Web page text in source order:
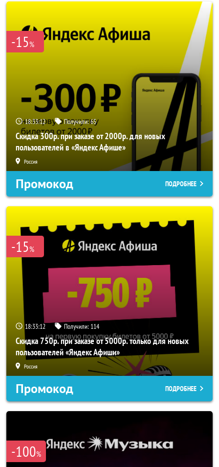
-15%
18:33:10 Получили:65
Скидка 300р. при заказе от 2000р. для новых
пользователей в «Яндекс Афише»
Россия
Промокод ПОДРОБНЕЕ
-15%
18:33:10 Получили: 114
Скидка 750р. при заказе от 5000р. только для новых
пользователей «Яндекс Афиши»
Россия
Промокод ПОДРОБНЕЕ
-100%